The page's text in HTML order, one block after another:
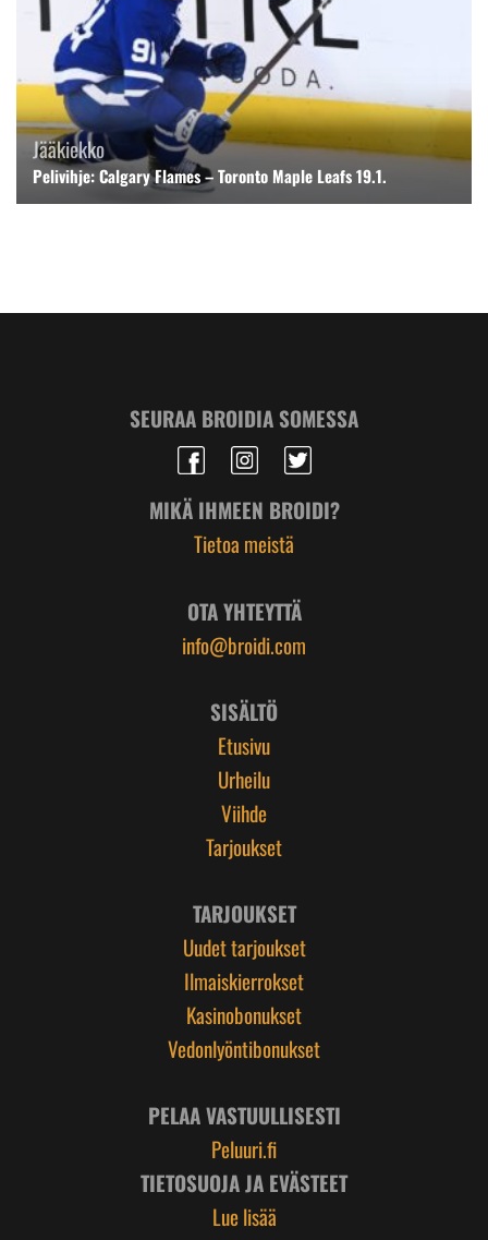
Jääkiekko
Pelivihje: Calgary Flames – Toronto Maple Leafs 19.1.
SEURAA BROIDIA SOMESSA
MIKÄ IHMEEN BROIDI?
Tietoa meistä
OTA YHTEYTTÄ
info@broidi.com
SISÄLTÖ
Etusivu
Urheilu
Viihde
Tarjoukset
TARJOUKSET
Uudet tarjoukset
Ilmaiskierrokset
Kasinobonukset
Vedonlyöntibonukset
PELAA VASTUULLISESTI
Peluuri.fi
TIETOSUOJA JA EVÄSTEET
Lue lisää